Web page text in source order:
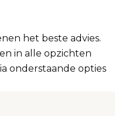
het beste advies.
in alle opzichten
onderstaande opties